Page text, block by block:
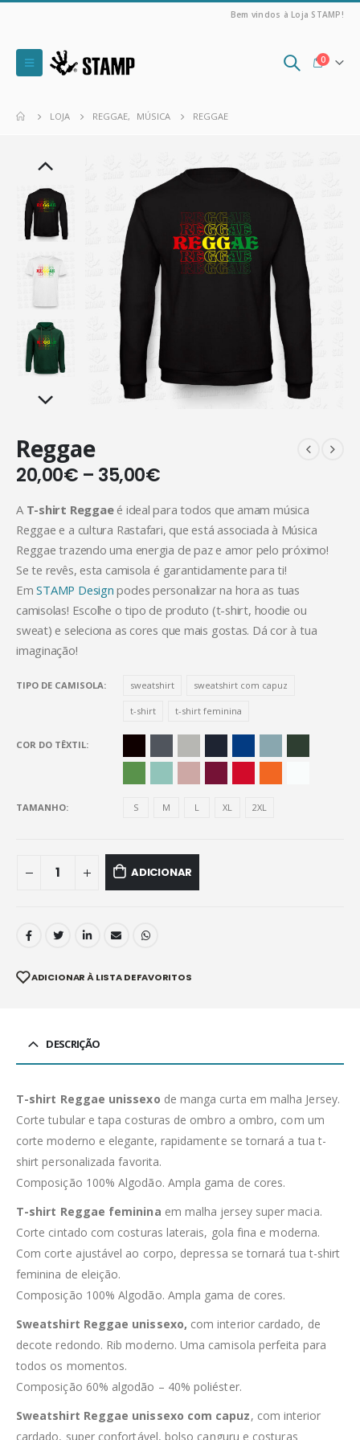
Bem vindos à Loja STAMP!
0
LOJA REGGAE, MÚSICA REGGAE
Reggae
20,00€ – 35,00€
AT-shirt Reggaeé ideal para todos que amam música
Reggae e a cultura Rastafari, que está associada à Música
Reggae trazendo uma energia de paz e amor pelo próximo!
Se te revês, esta camisola é garantidamente para ti!
EmSTAMP Design podes personalizar na hora as tuas
camisolas! Escolhe o tipo de produto (t-shirt, hoodie ou
sweat) e seleciona as cores que mais gostas. Dá cor à tua
imaginação!
TIPO DE CAMISOLA sweatshirt sweatshirt com capuz
t-shirt t-shirt feminina
COR DO TÊXTIL
TAMANHO S M L XL 2XL
ADICIONAR
ADICIONAR À LISTA DE FAVORITOS
DESCRIÇÃO
T-shirt Reggae unissexo de manga curta em malha Jersey.
Corte tubular e tapa costuras de ombro a ombro, com um
corte moderno e elegante, rapidamente se tornará a tua t-
shirt personalizada favorita.
Composição 100% Algodão. Ampla gama de cores.
T-shirt Reggae feminina em malha jersey super macia.
Corte cintado com costuras laterais, gola fina e moderna.
Com corte ajustável ao corpo, depressa se tornará tua t-shirt
feminina de eleição.
Composição 100% Algodão. Ampla gama de cores.
Sweatshirt Reggae unissexo, com interior cardado, de
decote redondo. Rib moderno. Uma camisola perfeita para
todos os momentos.
Composição 60% algodão – 40% poliéster.
Sweatshirt Reggae unissexo com capuz, com interior
cardado, super confortável, bolso canguru e costuras